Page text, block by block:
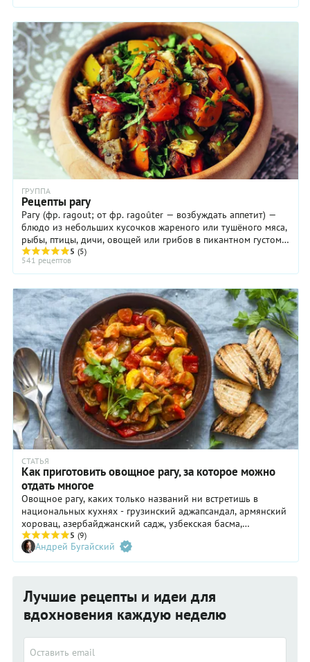
ГРУППА
Рецепты рагу
Рагу (фр. ragout; от фр. ragoûter — возбуждать аппетит) —
блюдо из небольших кусочков жареного или тушёного мяса,
рыбы, птицы, дичи, овощей или грибов в пикантном густом
соусе. Рагу можно приготовить ...
5 (5)
541 рецептов
СТАТЬЯ
Как приготовить овощное рагу, за которое можно
отдать многое
Овощное рагу, каких только названий ни встретишь в
национальных кухнях - грузинский аджапсандал, армянский
хоровац, азербайджанский садж, узбекская басма,
молдавская яхния. Отдадим должное этому замечательному
блюду и приготовим овощное рагу в разных национальных
вариациях.
5 (9)
Андрей Бугайский
Лучшие рецепты и идеи для
вдохновения каждую неделю